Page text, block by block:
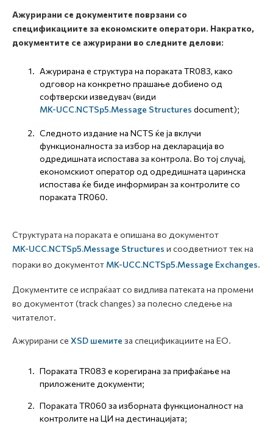
Ажурирани се документите поврзани со
спецификациите за економските оператори. Накратко,
документите се ажурирани во следните делови:
Ажурирана е структура на пораката TR083, како
одговор на конкретно прашање добиено од
софтверски изведувач (види
MK-UCC.NCTSp5.Message Structures document);
Следното издание на NCTS ќе ја вклучи
функционалноста за избор на декларација во
одредишната испостава за контрола. Во тој случај,
економскиот оператор од одредишната царинска
испостава ќе биде информиран за контролите со
пораката TR060.
Структурата на пораката е опишана во документот
MK-UCC.NCTSp5.Message Structures и соодветниот тек на
пораки во документот MK-UCC.NCTSp5.Message Exchanges.
Документите се испраќаат со видлива патеката на промени
во документот (track changes) за полесно следење на
читателот.
Ажурирани се XSD шемите за спецификациите на ЕО.
Пораката TR083 е корегирана за прифаќање на
приложените документи;
Пораката TR060 за изборната функционалност на
контролите на ЦИ на дестинацијата;